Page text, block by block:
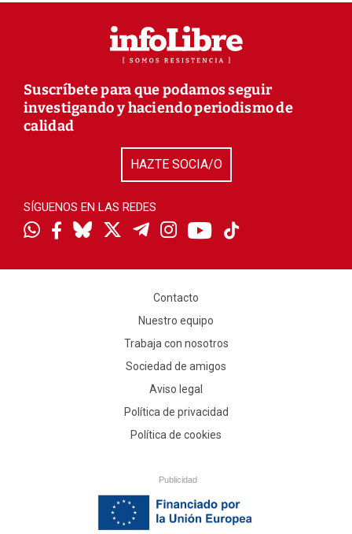
Suscríbete para que podamos seguir
investigando y haciendo periodismo de
calidad
HAZTE SOCIA/O
SÍGUENOS EN LAS REDES
Contacto
Nuestro equipo
Trabaja con nosotros
Sociedad de amigos
Aviso legal
Política de privacidad
Política de cookies
Publicidad